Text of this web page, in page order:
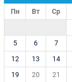
Пн
Вт Ср
5
6 7
12
13 14
19
20 21